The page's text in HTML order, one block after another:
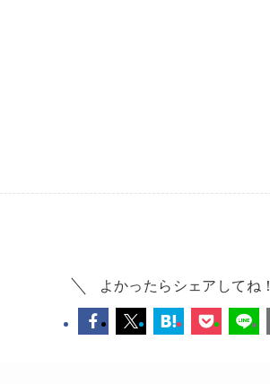
よかったらシェアしてね！